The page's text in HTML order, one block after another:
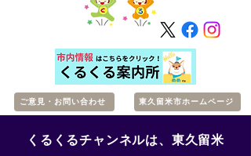
ご意見・お問い合わせ 東久留米市ホームページ
くるくるチャンネルは、東久留米